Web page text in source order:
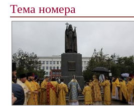
Тема номера